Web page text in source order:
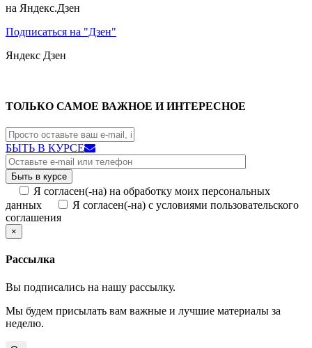
на Яндекс.Дзен
Подписаться на "Дзен"
Яндекс Дзен
ТОЛЬКО САМОЕ ВАЖНОЕ И ИНТЕРЕСНОЕ
БЫТЬ В КУРСЕ
Я согласен(-на) на обработку моих персональных
данных
Я согласен(-на) с условиями пользовательского
соглашения
×
Рассылка
Вы подписались на нашу рассылку.
Мы будем присылать вам важные и лучшие материалы за
неделю.